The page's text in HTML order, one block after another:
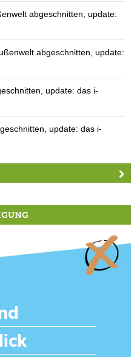
abgeschnitten, update:
abgeschnitten, update:
update: das i-
update: das i-